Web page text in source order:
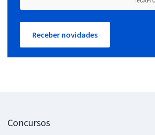
Receber novidades
Concursos